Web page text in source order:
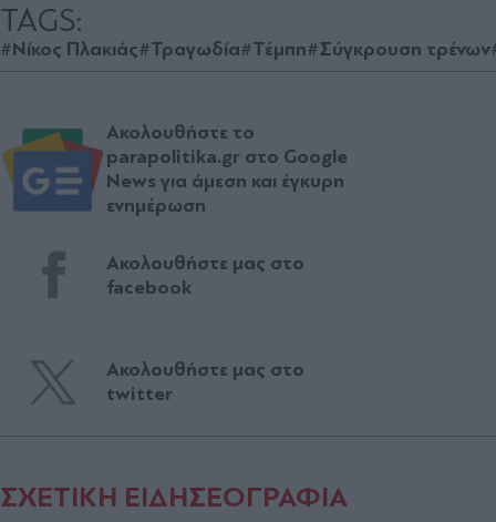
TAGS:
#Νίκος Πλακιάς#Τραγωδία#Τέμπη#Σύγκρουση τρένων
Ακολουθήστε το
parapolitika.gr στο Google
News για άμεση και έγκυρη
ενημέρωση
Ακολουθήστε μας στο
facebook
Ακολουθήστε μας στο
twitter
ΣΧΕΤΙΚΗ ΕΙΔΗΣΕΟΓΡΑΦΙΑ